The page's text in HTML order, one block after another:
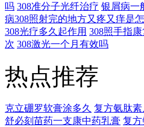
吗 308准分子光纤治疗 银屑病一
病308照射完的地方又疼又痒是
308光疗多久起作用 308照手指
次 308激光一个月有效吗
热点推荐
克立硼罗软膏涂多久 复方氨肽
舒必刻苗药一支康中药乳膏 复